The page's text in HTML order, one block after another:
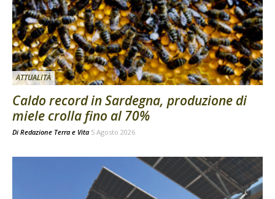
ATTUALITÀ
Caldo record in Sardegna, produzione di
miele crolla fino al 70%
Di Redazione Terra e Vita 5 Agosto 2026